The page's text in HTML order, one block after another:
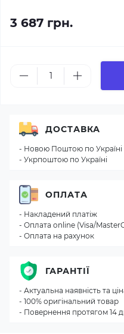
3 687 грн.
ДОСТАВКА
- Новою Поштою по Україні
- Укрпоштою по Україні
ОПЛАТА
- Накладений платіж
- Оплата online (Visa/
- Оплата на рахунок
ГАРАНТІЇ
- Актуальна наявність та
- 100% оригінальний товар
- Повернення протягом 14